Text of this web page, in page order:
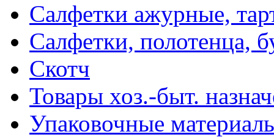
Салфетки ажурные,
Салфетки, полотенца,
Скотч
Товары хоз.-быт.
Упаковочные